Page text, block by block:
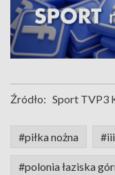
Źródło: Sport TVP3
#piłka nożna
#polonia łaziska